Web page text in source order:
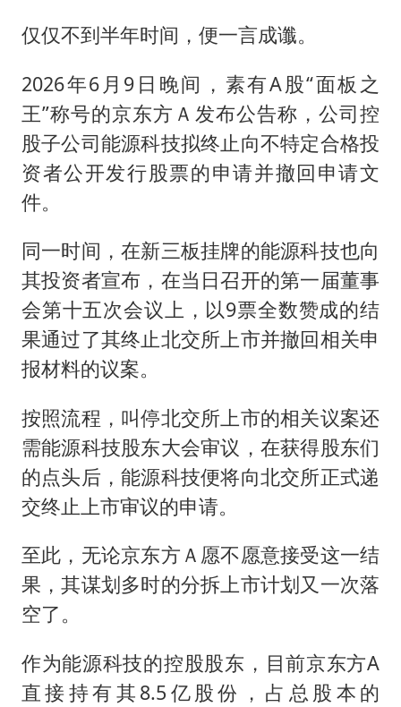
仅仅不到半年时间，便一言成谶。
2026年6月9日晚间，素有A股“面板之
王”称号的京东方Ａ发布公告称，公司控
股子公司能源科技拟终止向不特定合格投
资者公开发行股票的申请并撤回申请文
件。
同一时间，在新三板挂牌的能源科技也向
其投资者宣布，在当日召开的第一届董事
会第十五次会议上，以9票全数赞成的结
果通过了其终止北交所上市并撤回相关申
报材料的议案。
按照流程，叫停北交所上市的相关议案还
需能源科技股东大会审议，在获得股东们
的点头后，能源科技便将向北交所正式递
交终止上市审议的申请。
至此，无论京东方Ａ愿不愿意接受这一结
果，其谋划多时的分拆上市计划又一次落
空了。
作为能源科技的控股股东，目前京东方A
直接持有其8.5亿股份，占总股本的